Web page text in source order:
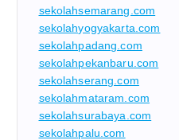
sekolahsemarang.com
sekolahyogyakarta.com
sekolahpadang.com
sekolahpekanbaru.com
sekolahserang.com
sekolahmataram.com
sekolahsurabaya.com
sekolahpalu.com